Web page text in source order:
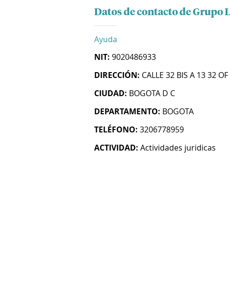
Datos de contacto de Grupo
Ayuda
NIT: 9020486933
DIRECCIÓN: CALLE 32 BIS A 13 32
CIUDAD: BOGOTA D C
DEPARTAMENTO: BOGOTA
TELÉFONO: 3206778959
ACTIVIDAD: Actividades juridicas